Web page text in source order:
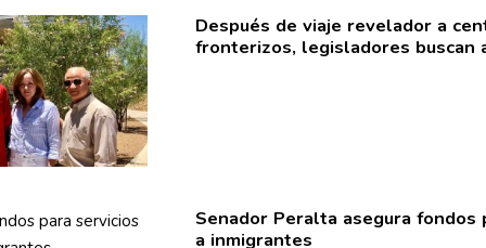
Después de viaje revelador a
fronterizos, legisladores buscan
Senador Peralta asegura fondos
a inmigrantes